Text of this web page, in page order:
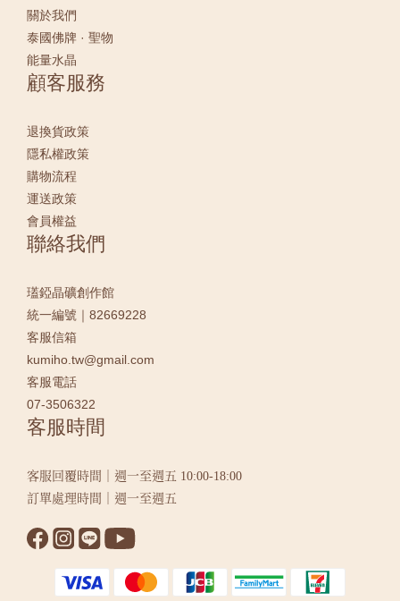
關於我們
泰國佛牌 · 聖物
能量水晶
顧客服務
退換貨政策
隱私權政策
購物流程
運送政策
會員權益
聯絡我們
瓂錏晶礦創作館
統一編號｜82669228
客服信箱
kumiho.tw@gmail.com
客服電話
07-3506322
客服時間
客服回覆時間｜週一至週五 10:00-18:00
訂單處理時間｜週一至週五